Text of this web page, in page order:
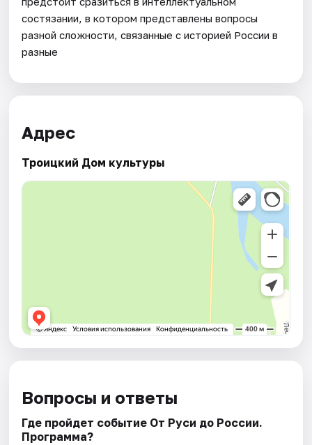
состязании, в котором представлены вопросы
разной сложности, связанные с историей России в
разные
Адрес
Троицкий Дом культуры
Вопросы и ответы
Где пройдет событие От Руси до России.
Программа?